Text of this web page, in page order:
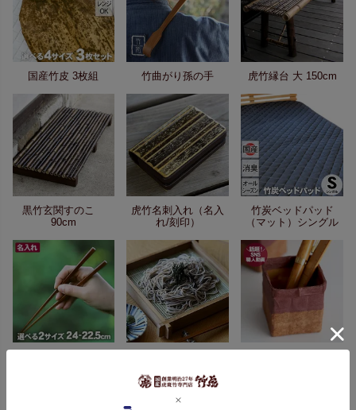
国産竹皮 3枚組 竹曲がり孫の手 虎竹縁台 大 150cm
黒竹玄関すのこ
90cm
虎竹名刺入れ（名入
れ/刻印）
竹炭ベッドパッド
（マット）シングル